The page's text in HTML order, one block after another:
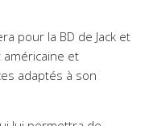
pour la BD de Jack et
américaine et
adaptés à son